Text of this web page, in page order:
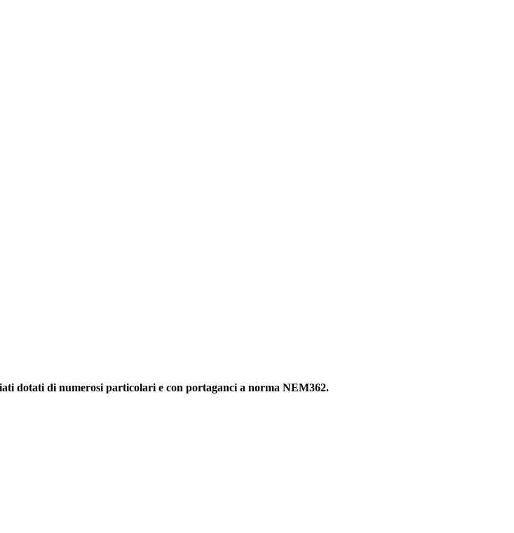
dotati di numerosi particolari e con portaganci a norma NEM362.